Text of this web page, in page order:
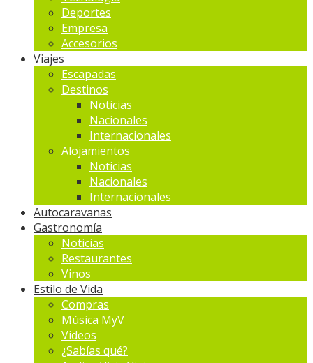
Deportes
Empresa
Accesorios
Viajes
Escapadas
Destinos
Noticias
Nacionales
Internacionales
Alojamientos
Noticias
Nacionales
Internacionales
Autocaravanas
Gastronomía
Noticias
Restaurantes
Vinos
Estilo de Vida
Compras
Música MyV
Videos
¿Sabías qué?